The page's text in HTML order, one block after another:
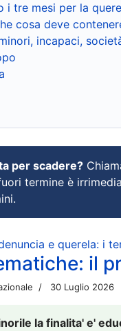
i tre mesi per la
cosa deve
incapaci,
per scadere?
termine è
e querela: i
il
30 Luglio 2026
la finalita' e'